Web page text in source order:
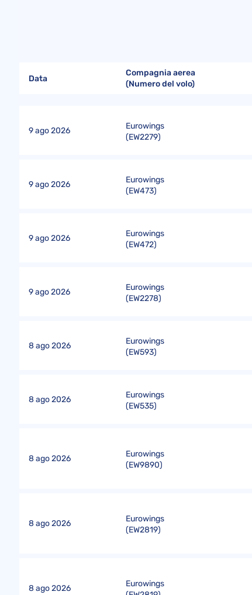
Data
Compagnia aerea
(Numero del volo)
9 ago 2026
Eurowings
(EW2279)
9 ago 2026
Eurowings
(EW473)
9 ago 2026
Eurowings
(EW472)
9 ago 2026
Eurowings
(EW2278)
8 ago 2026
Eurowings
(EW593)
8 ago 2026
Eurowings
(EW535)
8 ago 2026
Eurowings
(EW9890)
8 ago 2026
Eurowings
(EW2819)
8 ago 2026
Eurowings